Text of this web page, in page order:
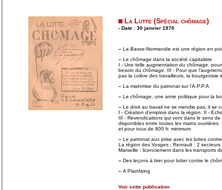
La Lutte (Spécial chômage)
- Date : 30 janvier 1970
– La Basse-Normandie est une région en
– Le chômage dans la société capitaliste
I - Une telle augmentation du chômage,
besoin du chômage. III - Pour que
pas la colère des travailleurs, la bourgeoisie
– La mainmise du patronat sur l’A.P.P.A
– Le chômage, une arme politique pour la
– Le droit au travail ne se mendie pas, il se
I - Création d’emplois dans la région. II -
III - Revendications qui vont dans le sens
disponibles entre toutes les mains
et pour tous de 800 fr. minimum
– Le patronat aux prise avec les luttes
La région des Vosges ; Renrault : 2
Marseille : licenciement dans les transports
– Des leçons à tirer pour lutter contre le
– A Plainfaing
Voir cette publication